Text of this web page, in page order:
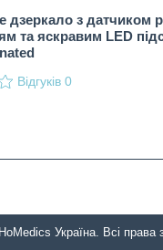
дзеркало з датчиком
та яскравим LED
Відгуків 0
Україна. Всі права